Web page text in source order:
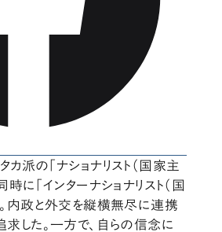
派の「ナショナリスト（国家主
に「インターナショナリスト（国
。内政と外交を縦横無尽に連携
した。一方で、自らの信念に